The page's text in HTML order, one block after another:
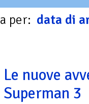
per: data di
Le nuove
Superman 3